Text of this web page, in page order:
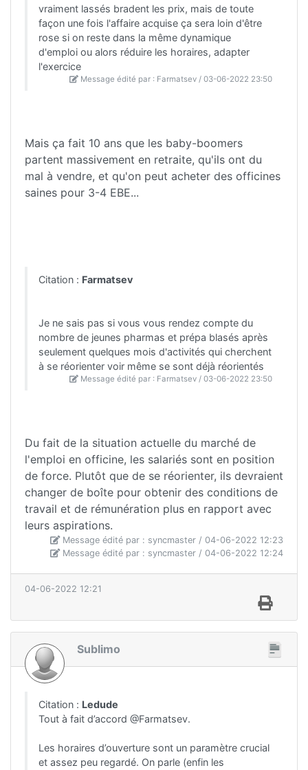
vraiment lassés bradent les prix, mais de toute
façon une fois l'affaire acquise ça sera loin d'être
rose si on reste dans la même dynamique
d'emploi ou alors réduire les horaires, adapter
l'exercice
Message édité par : Farmatsev / 03-06-2022 23:50
Mais ça fait 10 ans que les baby-boomers
partent massivement en retraite, qu'ils ont du
mal à vendre, et qu'on peut acheter des officines
saines pour 3-4 EBE...
Citation : Farmatsev
Je ne sais pas si vous vous rendez compte du
nombre de jeunes pharmas et prépa blasés après
seulement quelques mois d'activités qui cherchent
à se réorienter voir même se sont déjà réorientés
Message édité par : Farmatsev / 03-06-2022 23:50
Du fait de la situation actuelle du marché de
l'emploi en officine, les salariés sont en position
de force. Plutôt que de se réorienter, ils devraient
changer de boîte pour obtenir des conditions de
travail et de rémunération plus en rapport avec
leurs aspirations.
Message édité par : syncmaster / 04-06-2022 12:23
Message édité par : syncmaster / 04-06-2022 12:24
04-06-2022 12:21
Sublimo
Citation : Ledude
Tout à fait d’accord @Farmatsev.
Les horaires d’ouverture sont un paramètre crucial
et assez peu regardé. On parle (enfin les